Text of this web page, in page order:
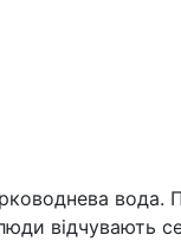
вода.
відчувають